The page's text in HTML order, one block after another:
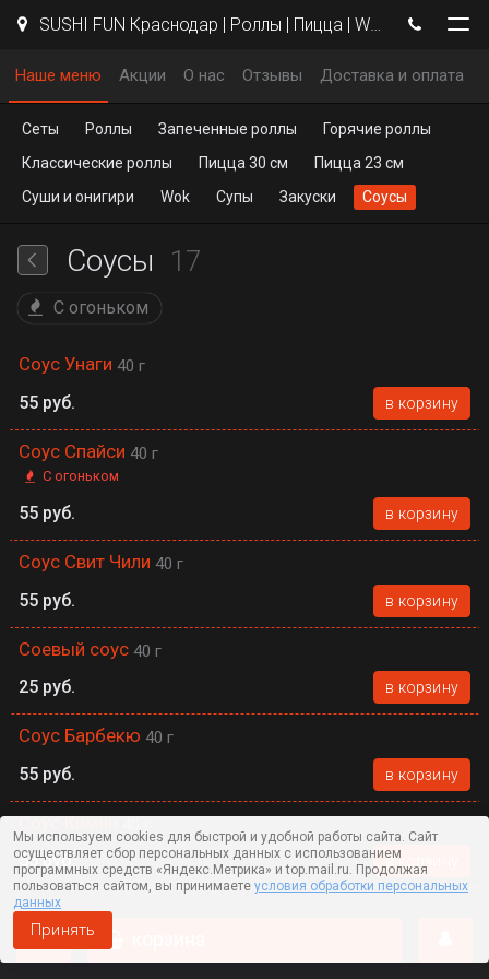
SUSHI FUN Краснодар | Роллы | Пицца | WOK
Наше меню Акции О нас Отзывы Доставка и оплата
Сеты Роллы Запеченные роллы
Горячие роллы
Классические роллы
Пицца 30 см
Пицца 23 см
Суши и онигири
Wok Супы Закуски Соусы
Соусы 17
С огоньком
Соус Унаги 40 г
55 руб. в корзину
Соус Спайси 40 г
С огоньком
55 руб. в корзину
Соус Свит Чили 40 г
55 руб. в корзину
Соевый соус 40 г
25 руб. в корзину
Соус Барбекю 40 г
55 руб. в корзину
Соус Кимчи
55 руб. в корзину
Соус Манго Чили
75 руб.
Мы используем cookies для быстрой и удобной работы сайта. Сайт
осуществляет сбор персональных данных с использованием
программных средств «Яндекс.Метрика» и top.mail.ru. Продолжая
пользоваться сайтом, вы принимаете условия обработки персональных
данных
Принять